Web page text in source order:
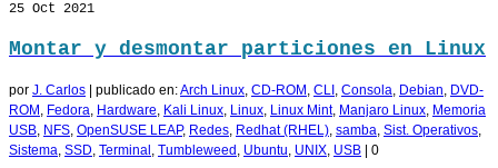
25 Oct 2021
Montar y desmontar particiones en Linux
por J. Carlos publicado en:Arch Linux, CD-ROM , CLI , Consola, Debian, DVD-
ROM , Fedora, Hardware, Kali Linux, Linux, Linux Mint, Manjaro Linux, Memoria
USB, NFS, OpenSUSE LEAP, Redes, Redhat (RHEL), samba, Sist. Operativos,
Sistema, SSD, Terminal , Tumbleweed , Ubuntu, UNIX, USB 0